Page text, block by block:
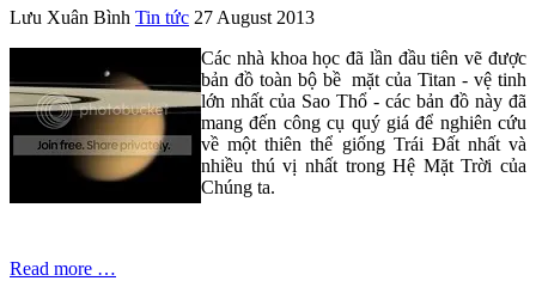
Lưu Xuân Bình Tin tức 27 August 2013
Các nhà khoa học đã lần đầu tiên vẽ được
bản đồ toàn bộ bề mặt của Titan - vệ tinh
lớn nhất của Sao Thổ - các bản đồ này đã
mang đến công cụ quý giá để nghiên cứu
về một thiên thể giống Trái Đất nhất và
nhiều thú vị nhất trong Hệ Mặt Trời của
Chúng ta.
Read more …